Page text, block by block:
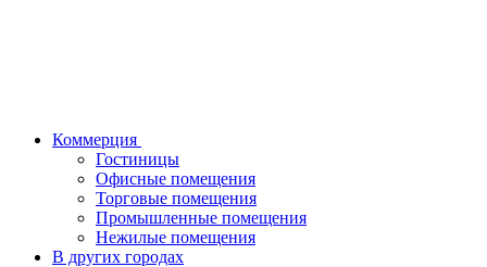
Коммерция
Гостиницы
Офисные помещения
Торговые помещения
Промышленные помещения
Нежилые помещения
В других городах